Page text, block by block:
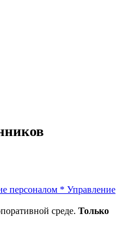
персоналом * Управление
среде. Только